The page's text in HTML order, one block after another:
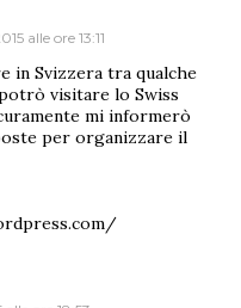
alle ore 13:11
in Svizzera tra qualche
visitare lo Swiss
mi informerò
per organizzare il